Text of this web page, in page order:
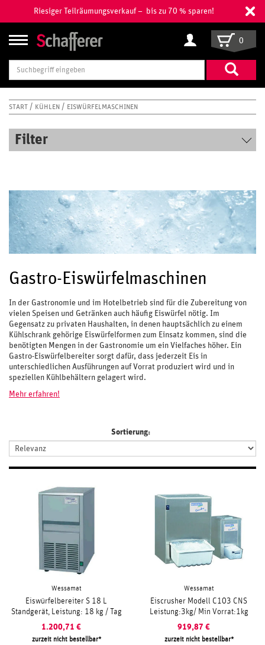
Riesiger Teilräumungsverkauf – bis zu 70 % sparen!
Suchbegriff
eingeben
0
START KÜHLEN EISWÜRFELMASCHINEN
Filter
Gastro-Eiswürfelmaschinen
In der Gastronomie und im Hotelbetrieb sind für die Zubereitung von
vielen Speisen und Getränken auch häufig Eiswürfel nötig. Im
Gegensatz zu privaten Haushalten, in denen hauptsächlich zu einem
Kühlschrank gehörige Eiswürfelformen zum Einsatz kommen, sind die
benötigten Mengen in der Gastronomie um ein Vielfaches höher. Ein
Gastro-Eiswürfelbereiter sorgt dafür, dass jederzeit Eis in
unterschiedlichen Ausführungen auf Vorrat produziert wird und in
speziellen Kühlbehältern gelagert wird.
Mehr erfahren!
Sortierung:
Wessamat
Eiswürfelbereiter S 18 L
Standgerät, Leistung: 18 kg / Tag
1.200,71 €
zurzeit nicht bestellbar
Wessamat
Eiscrusher Modell C103 CNS
Leistung:3kg/ Min Vorrat:1kg
919,87 €
zurzeit nicht bestellbar